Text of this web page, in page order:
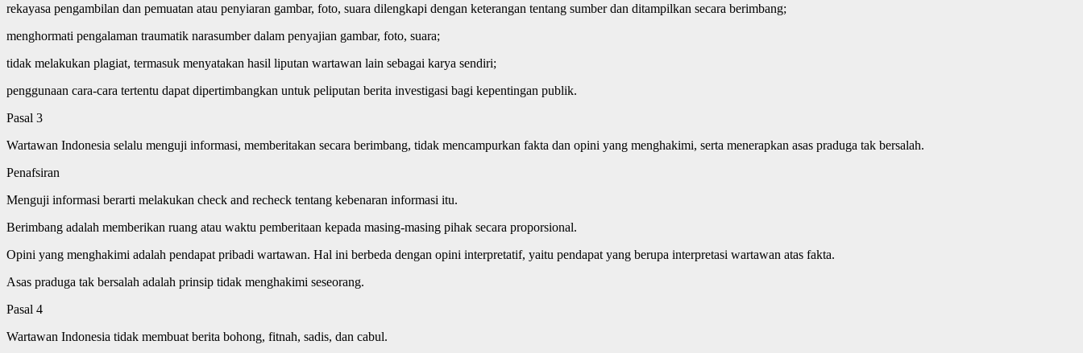
rekayasa pengambilan dan pemuatan atau penyiaran gambar, foto, suara dilengkapi dengan keterangan tentang sumber dan ditampilkan secara berimbang;
menghormati pengalaman traumatik narasumber dalam penyajian gambar, foto, suara;
tidak melakukan plagiat, termasuk menyatakan hasil liputan wartawan lain sebagai karya sendiri;
penggunaan cara-cara tertentu dapat dipertimbangkan untuk peliputan berita investigasi bagi kepentingan publik.
Pasal 3
Wartawan Indonesia selalu menguji informasi, memberitakan secara berimbang, tidak mencampurkan fakta dan opini yang menghakimi, serta menerapkan asas praduga tak bersalah.
Penafsiran
Menguji informasi berarti melakukan check and recheck tentang kebenaran informasi itu.
Berimbang adalah memberikan ruang atau waktu pemberitaan kepada masing-masing pihak secara proporsional.
Opini yang menghakimi adalah pendapat pribadi wartawan. Hal ini berbeda dengan opini interpretatif, yaitu pendapat yang berupa interpretasi wartawan atas fakta.
Asas praduga tak bersalah adalah prinsip tidak menghakimi seseorang.
Pasal 4
Wartawan Indonesia tidak membuat berita bohong, fitnah, sadis, dan cabul.